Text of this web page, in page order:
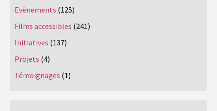
Evènements (125)
Films accessibles (241)
Initiatives (137)
Projets (4)
Témoignages (1)